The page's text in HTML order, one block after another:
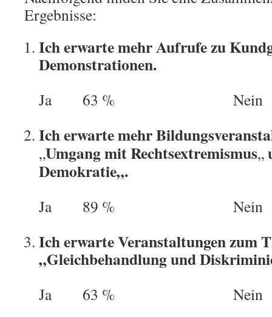
Ergebnisse:
Ich erwarte mehr Aufrufe zu
Demonstrationen.
Ja 63 % Nein
Ich erwarte mehr
„Umgang mit Rechtsextremismus„
Demokratie„.
Ja 89 % Nein
Ich erwarte Veranstaltungen zum
„Gleichbehandlung und
Ja 63 % Nein